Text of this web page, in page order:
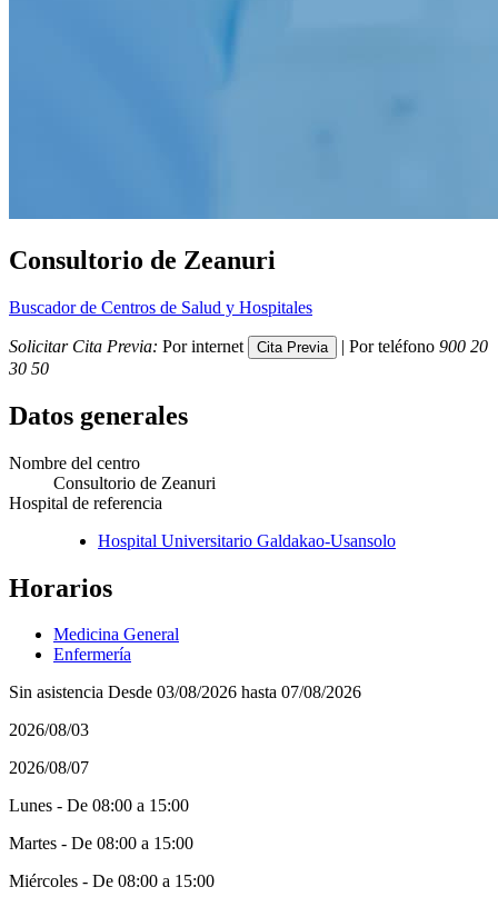
Consultorio de Zeanuri
Buscador de Centros de Salud y Hospitales
Solicitar Cita Previa: Por internet | Por teléfono 900 20
30 50
Datos generales
Nombre del centro
Consultorio de Zeanuri
Hospital de referencia
Hospital Universitario Galdakao-Usansolo
Horarios
Medicina General
Enfermería
Sin asistencia Desde 03/08/2026 hasta 07/08/2026
2026/08/03
2026/08/07
Lunes - De 08:00 a 15:00
Martes - De 08:00 a 15:00
Miércoles - De 08:00 a 15:00